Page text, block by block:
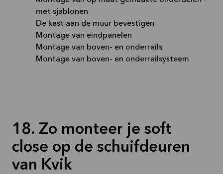
met sjablonen
De kast aan de muur bevestigen
Montage van eindpanelen
Montage van boven- en onderrails
Montage van boven- en onderrailsysteem
18. Zo monteer je soft
close op de schuifdeuren
van Kvik